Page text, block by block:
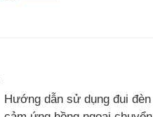
Hướng dẫn sử dụng đui đèn